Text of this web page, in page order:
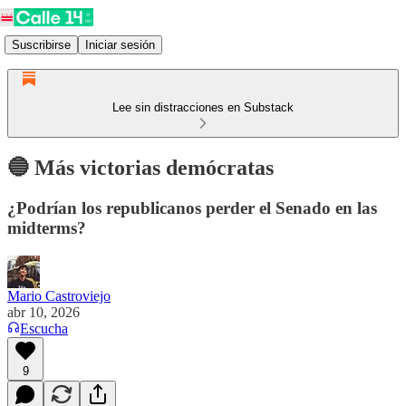
Suscribirse Iniciar sesión
Lee sin distracciones en Substack
🔵 Más victorias demócratas
¿Podrían los republicanos perder el Senado en las
midterms?
Mario Castroviejo
abr 10, 2026
Escucha
9